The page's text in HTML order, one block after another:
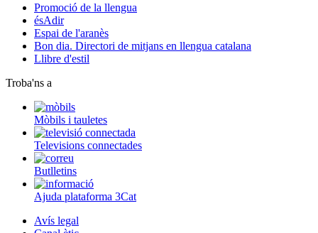
Promoció de la llengua
ésAdir
Espai de l'aranès
Bon dia. Directori de mitjans en llengua catalana
Llibre d'estil
Troba'ns a
Mòbils i tauletes
Televisions connectades
Butlletins
Ajuda plataforma 3Cat
Avís legal